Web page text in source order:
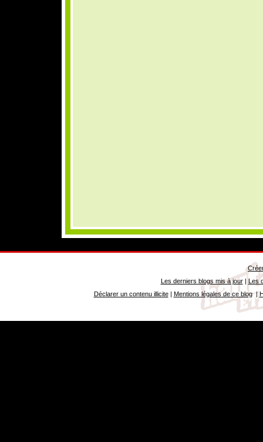
Les derniers blogs mis à jour| Les
Déclarer un contenu illicite| Mentions légales de ce blog|